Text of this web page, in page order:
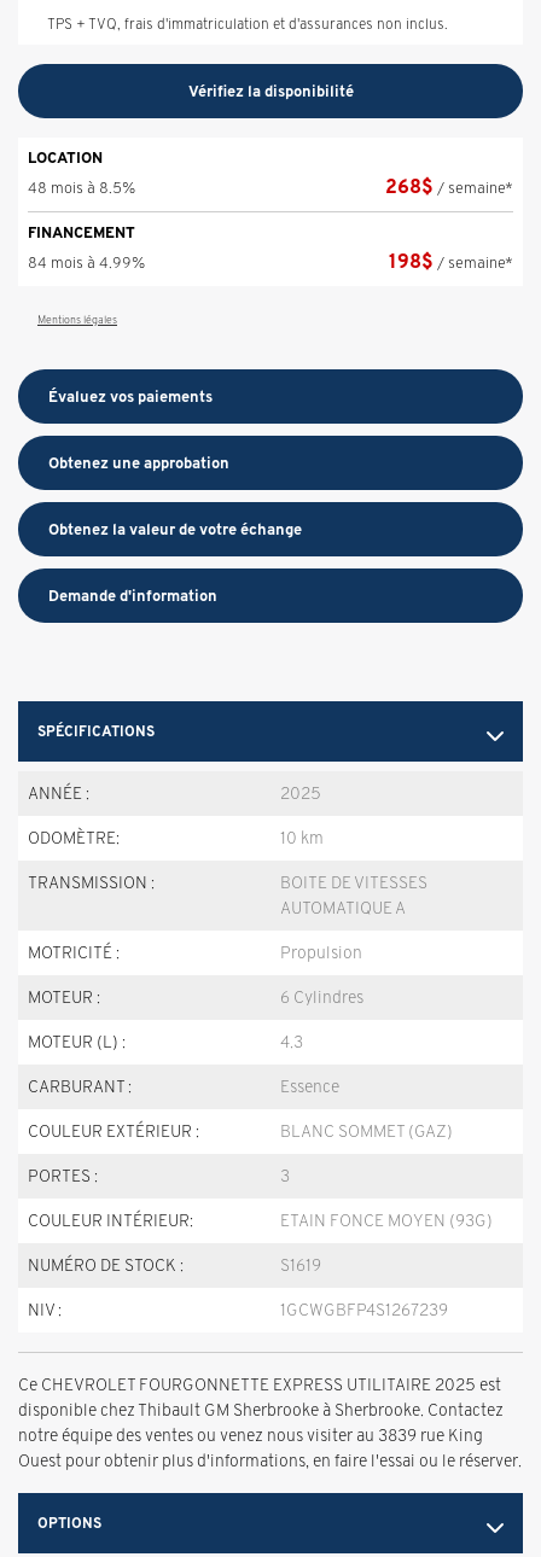
SPÉCIFICATIONS
ANNÉE : 2025
ODOMÈTRE: 10 km
TRANSMISSION :
BOITE DE VITESSES
AUTOMATIQUE A
MOTRICITÉ : Propulsion
MOTEUR : 6 Cylindres
MOTEUR (L) : 4.3
CARBURANT : Essence
COULEUR EXTÉRIEUR : BLANC SOMMET (GAZ)
PORTES : 3
COULEUR INTÉRIEUR: ETAIN FONCE MOYEN (93G)
NUMÉRO DE STOCK : S1619
NIV : 1GCWGBFP4S1267239
Ce CHEVROLET FOURGONNETTE EXPRESS UTILITAIRE 2025 est
disponible chez Thibault GM Sherbrooke à Sherbrooke. Contactez
notre équipe des ventes ou venez nous visiter au 3839 rue King
Ouest pour obtenir plus d'informations, en faire l'essai ou le réserver.
OPTIONS
TPS + TVQ, frais d'immatriculation et d'assurances non inclus.
Vérifiez la disponibilité
LOCATION
48 mois à 8.5%
268$ / semaine*
FINANCEMENT
84 mois à 4.99%
198$ / semaine*
Mentions légales
Évaluez vos paiements
Obtenez une approbation
Obtenez la valeur de votre échange
Demande d'information